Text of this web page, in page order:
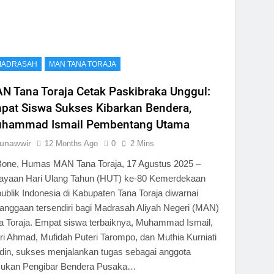
MAN TANA TORAJA
Tana Toraja Cetak Paskibraka Unggul:
Siswa Sukses Kibarkan Bendera,
Ismail Pembentang Utama
12 Months Ago 0 2 Mins
Humas MAN Tana Toraja, 17 Agustus 2025 –
Hari Ulang Tahun (HUT) ke-80 Kemerdekaan
Indonesia di Kabupaten Tana Toraja diwarnai
tersendiri bagi Madrasah Aliyah Negeri (MAN)
Toraja. Empat siswa terbaiknya, Muhammad Ismail,
Ahmad, Mufidah Puteri Tarompo, dan Muthia Kurniati
sukses menjalankan tugas sebagai anggota
Pengibar Bendera Pusaka…